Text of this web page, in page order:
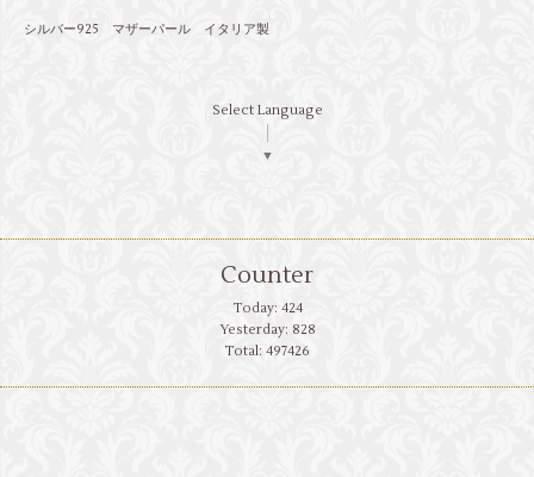
シルバー925 マザーパール イタリア製
Select Language
▼
Counter
Today: 424
Yesterday: 828
Total: 497426